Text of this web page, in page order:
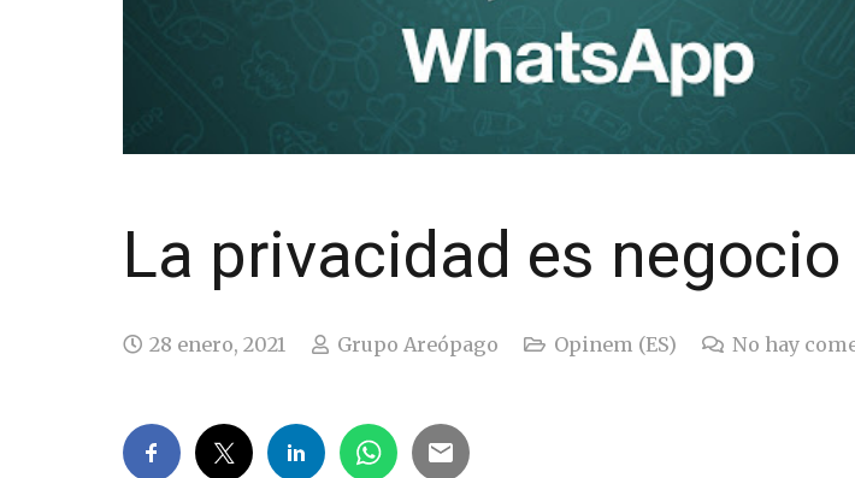
La privacidad es negocio
28 enero, 2021 Grupo Areópago Opinem (ES) No hay